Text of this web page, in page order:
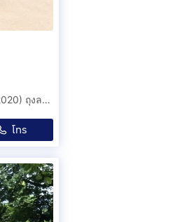
ฟรีดาวน์ TOYOTA YARIS ATIV SPORT 1,200 CC ปี2563(2020) ถุงลม 7 ใบสวยมาก วิ่งเพียง 70,000 กม.สีขาว.
โทร